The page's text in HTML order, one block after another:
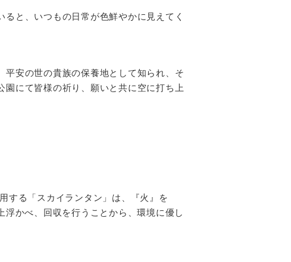
と、いつもの日常が色鮮やかに見えてく
安の世の貴族の保養地として知られ、そ
にて皆様の祈り、願いと共に空に打ち上
する「スカイランタン」は、『火』を
浮かべ、回収を行うことから、環境に優し